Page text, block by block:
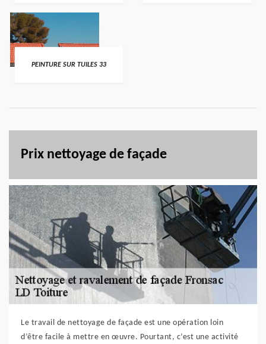
PEINTURE SUR TUILES 33
Prix nettoyage de façade
Le travail de nettoyage de façade est une opération loin
d’être facile à mettre en œuvre. Pourtant, c’est une activité